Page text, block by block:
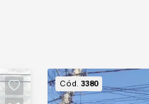
Cód. 3380